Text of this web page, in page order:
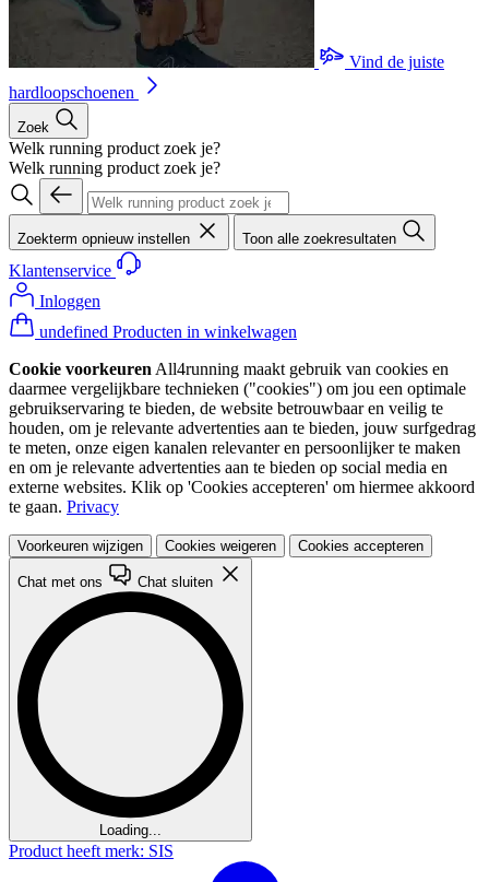
Vind de juiste
hardloopschoenen
Zoek
Welk running product zoek je?
Welk running product zoek je?
Zoekterm opnieuw instellen Toon alle zoekresultaten
Klantenservice
Inloggen
undefined Producten in winkelwagen
Cookie voorkeuren All4running maakt gebruik van cookies en
daarmee vergelijkbare technieken ("cookies") om jou een optimale
gebruikservaring te bieden, de website betrouwbaar en veilig te
houden, om je relevante advertenties aan te bieden, jouw surfgedrag
te meten, onze eigen kanalen relevanter en persoonlijker te maken
en om je relevante advertenties aan te bieden op social media en
externe websites. Klik op 'Cookies accepteren' om hiermee akkoord
te gaan. Privacy
Voorkeuren wijzigen Cookies weigeren Cookies accepteren
Chat met ons Chat sluiten
Loading...
Product heeft merk: SIS